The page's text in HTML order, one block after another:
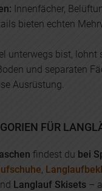
Innenfächer,
bieten echten
unterwegs bist, lohnt
und separaten
Ausrüstung.
FÜR
findest du bei
,
Langlauf Skisets –